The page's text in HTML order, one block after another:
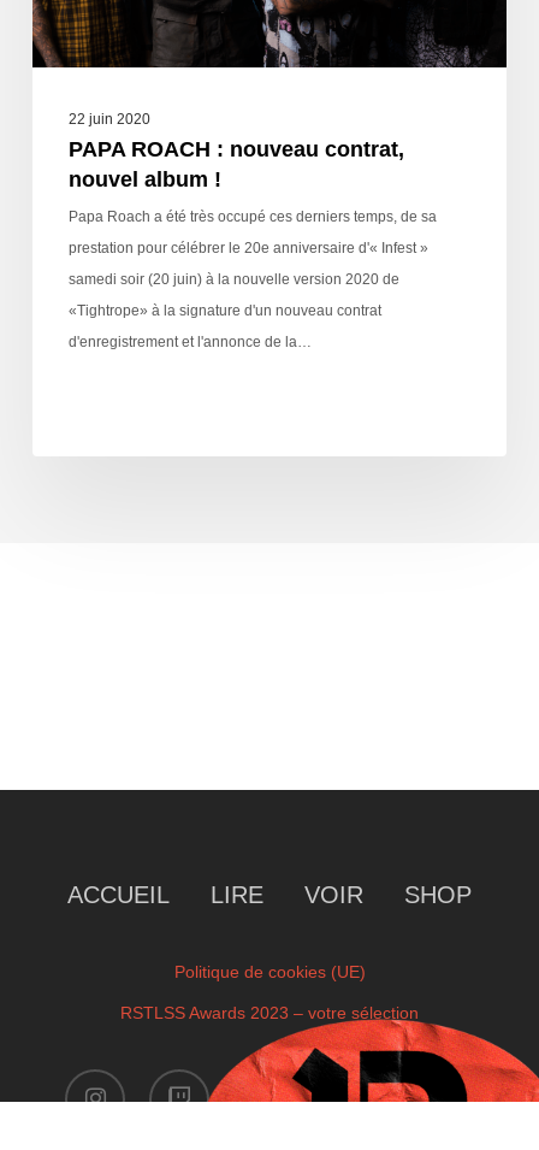
22 juin 2020
PAPA ROACH : nouveau contrat,
nouvel album !
Papa Roach a été très occupé ces derniers temps, de sa
prestation pour célébrer le 20e anniversaire d'« Infest »
samedi soir (20 juin) à la nouvelle version 2020 de
«Tightrope» à la signature d'un nouveau contrat
d'enregistrement et l'annonce de la…
ACCUEIL LIRE VOIR SHOP
Politique de cookies (UE)
RSTLSS Awards 2023 – votre sélection
instagram twitch facebook youtube
x-
twitter